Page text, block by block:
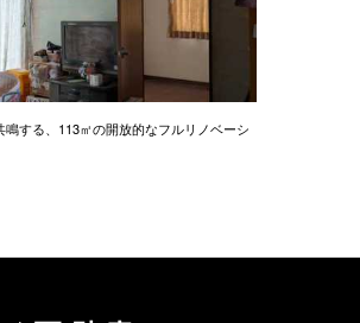
する、113㎡の開放的なフルリノベーシ